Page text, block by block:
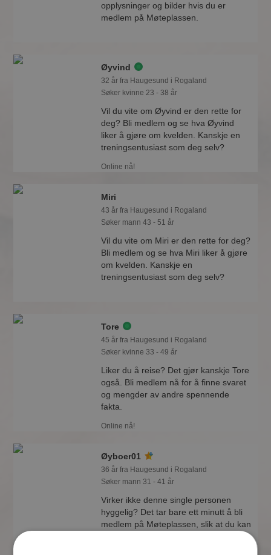
opplysninger og bilder hvis du er
medlem på Møteplassen.
Øyvind
32 år fra Haugesund i Rogaland
Søker kvinne 23 - 38 år
Vil du vite om Øyvind er den rette for
deg? Bli medlem og se hva Øyvind
liker å gjøre om kvelden. Kanskje en
treningsentusiast som deg selv?
Online nå!
Miri
43 år fra Haugesund i Rogaland
Søker mann 43 - 51 år
Vil du vite om Miri er den rette for deg?
Bli medlem og se hva Miri liker å gjøre
om kvelden. Kanskje en
treningsentusiast som deg selv?
Tore
45 år fra Haugesund i Rogaland
Søker kvinne 33 - 49 år
Liker du å reise? Det gjør kanskje Tore
også. Bli medlem nå for å finne svaret
og mengder av andre spennende
fakta.
Online nå!
Øyboer01
36 år fra Haugesund i Rogaland
Søker mann 31 - 41 år
Virker ikke denne single personen
hyggelig? Det tar bare ett minutt å bli
medlem på Møteplassen, slik at du kan